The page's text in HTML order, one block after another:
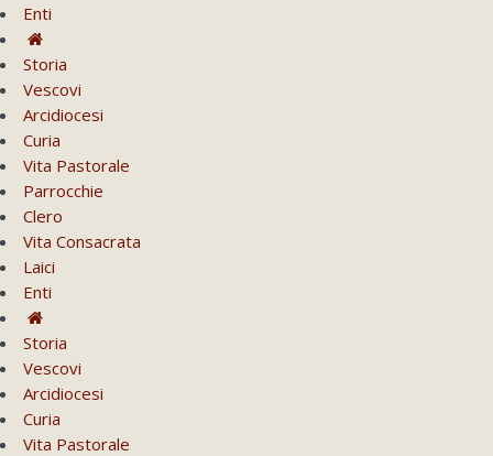
Enti
Storia
Vescovi
Arcidiocesi
Curia
Vita Pastorale
Parrocchie
Clero
Vita Consacrata
Laici
Enti
Storia
Vescovi
Arcidiocesi
Curia
Vita Pastorale